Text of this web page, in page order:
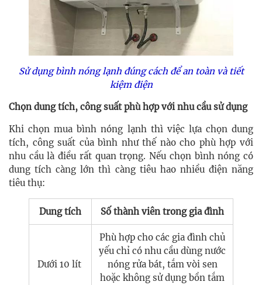
Sử dụng bình nóng lạnh đúng cách để an toàn và tiết
kiệm điện
Chọn dung tích, công suất phù hợp với nhu cầu sử dụng
Khi chọn mua bình nóng lạnh thì việc lựa chọn dung
tích, công suất của bình như thế nào cho phù hợp với
nhu cầu là điều rất quan trọng. Nếu chọn bình nóng có
dung tích càng lớn thì càng tiêu hao nhiều điện năng
tiêu thụ:
Dung tích Số thành viên trong gia đình
Dưới 10 lít
Phù hợp cho các gia đình chủ
yếu chỉ có nhu cầu dùng nước
nóng rửa bát, tắm vòi sen
hoặc không sử dụng bồn tắm